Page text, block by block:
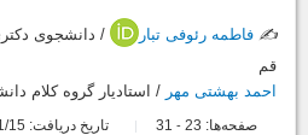
✍️ فاطمه رئوفی تبار
/ دانشجوی
قم
احمد بهشتی مهر / استادیار گروه کلام
صفحه‌ها: 23
-
تاریخ دریافت: 1399/11/15